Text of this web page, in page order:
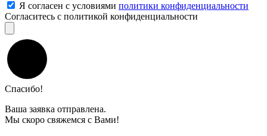
Я согласен с условиями политики конфиденциальности
Согласитесь с политикой конфиденциальности
Спасибо!
Ваша заявка отправлена.
Мы скоро свяжемся с Вами!